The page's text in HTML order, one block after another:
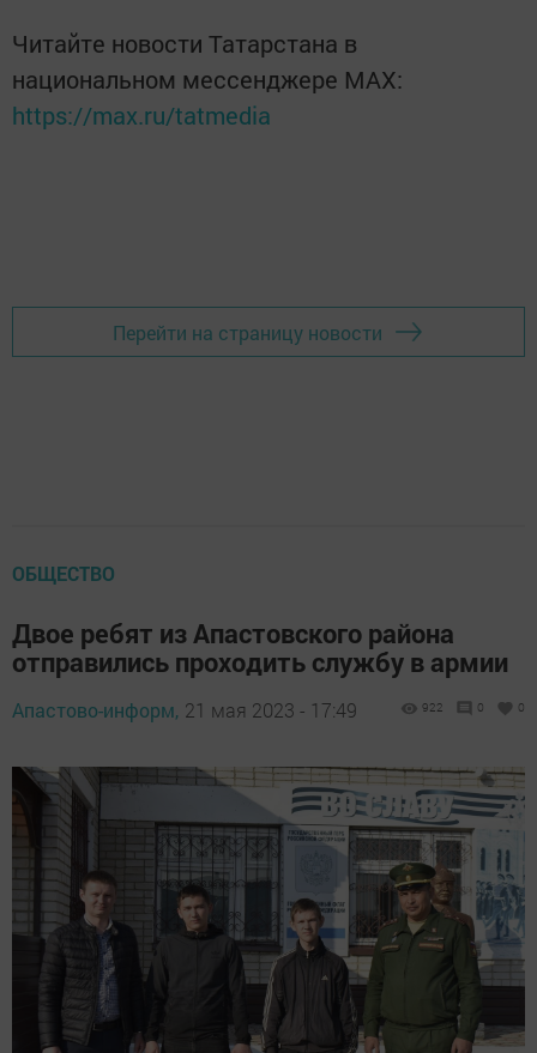
Читайте новости Татарстана в
национальном мессенджере MАХ:
https://max.ru/tatmedia
Перейти на страницу новости
ОБЩЕСТВО
Двое ребят из Апастовского района
отправились проходить службу в армии
Апастово-информ, 21 мая 2023 - 17:49 922 0 0